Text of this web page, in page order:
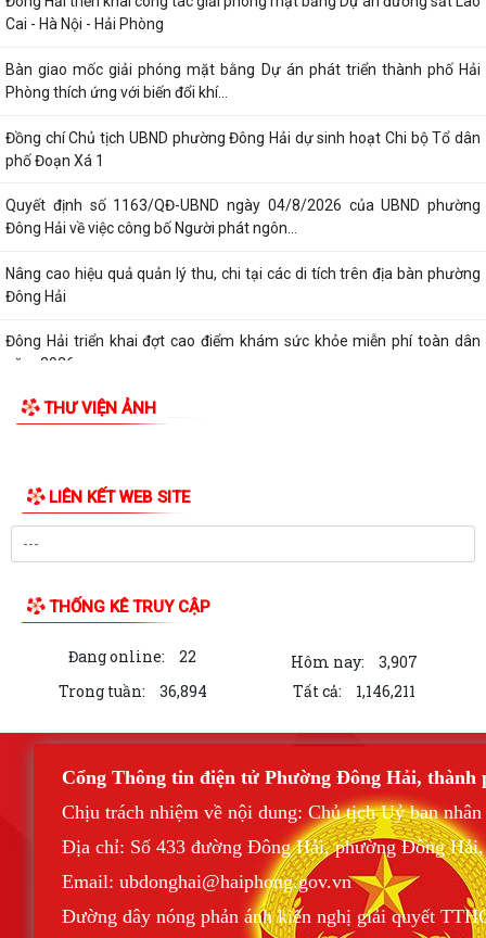
Cai - Hà Nội - Hải Phòng
Bàn giao mốc giải phóng mặt bằng Dự án phát triển thành phố Hải
Phòng thích ứng với biến đổi khí...
Đồng chí Chủ tịch UBND phường Đông Hải dự sinh hoạt Chi bộ Tổ dân
phố Đoạn Xá 1
Quyết định số 1163/QĐ-UBND ngày 04/8/2026 của UBND phường
Đông Hải về việc công bố Người phát ngôn...
Nâng cao hiệu quả quản lý thu, chi tại các di tích trên địa bàn phường
Đông Hải
Đông Hải triển khai đợt cao điểm khám sức khỏe miễn phí toàn dân
năm 2026
THƯ VIỆN ẢNH
LIÊN KẾT WEB SITE
THỐNG KÊ TRUY CẬP